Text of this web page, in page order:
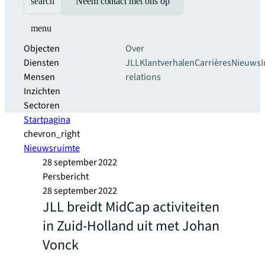
menu
Objecten
Diensten
Mensen
Inzichten
Sectoren
Over
JLLKlantverhalenCarrièresNieuws
relations
Startpagina
chevron_right
Nieuwsruimte
28 september 2022
Persbericht
28 september 2022
JLL breidt MidCap activiteiten
in Zuid-Holland uit met Johan
Vonck